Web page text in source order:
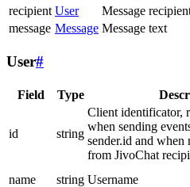
recipient User
Message
message Message Message text
User#
Field Type
id string
Client identificator,
when sending
sender.id and when
from JivoChat
name string Username